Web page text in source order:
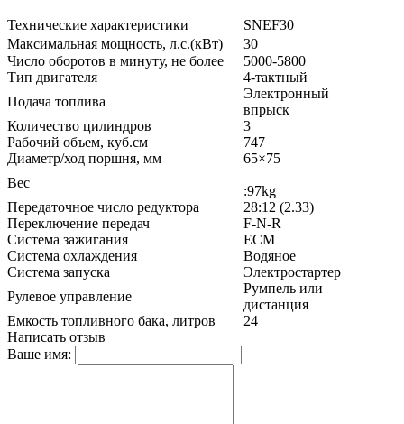
Технические характеристики
SNEF30
Максимальная мощность, л.с.(кВт)
30
Число оборотов в минуту, не более
5000-5800
Тип двигателя
4-тактный
Подача топлива
Электронный
впрыск
Количество цилиндров
3
Рабочий объем, куб.см
747
Диаметр/ход поршня, мм
65×75
Вес
:97kg
Передаточное число редуктора
28:12 (2.33)
Переключение передач
F-N-R
Система зажигания
ECM
Система охлаждения
Водяное
Система запуска
Электростартер
Рулевое управление
Румпель или
дистанция
Емкость топливного бака, литров
24
Написать отзыв
Ваше имя: